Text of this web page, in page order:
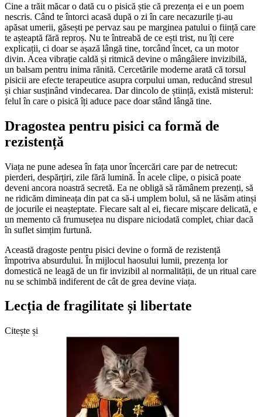
Cine a trăit măcar o dată cu o pisică știe că prezența ei e un poem
nescris. Când te întorci acasă după o zi în care necazurile ți-au
apăsat umerii, găsești pe pervaz sau pe marginea patului o ființă care
te așteaptă fără reproș. Nu te întreabă de ce ești trist, nu îți cere
explicații, ci doar se așază lângă tine, torcând încet, ca un motor
divin. Acea vibrație caldă și ritmică devine o mângâiere invizibilă,
un balsam pentru inima rănită. Cercetările moderne arată că torsul
pisicii are efecte terapeutice asupra corpului uman, reducând stresul
și chiar susținând vindecarea. Dar dincolo de știință, există misterul:
felul în care o pisică îți aduce pace doar stând lângă tine.
Dragostea pentru pisici ca formă de
rezistență
Viața ne pune adesea în fața unor încercări care par de netrecut:
pierderi, despărțiri, zile fără lumină. În acele clipe, o pisică poate
deveni ancora noastră secretă. Ea ne obligă să rămânem prezenți, să
ne ridicăm dimineața din pat ca să-i umplem bolul, să ne lăsăm atinși
de jocurile ei neașteptate. Fiecare salt al ei, fiecare mișcare delicată, e
un memento că frumusețea nu dispare niciodată complet, chiar dacă
în suflet simțim furtună.
Această dragoste pentru pisici devine o formă de rezistență
împotriva absurdului. În mijlocul haosului lumii, prezența lor
domestică ne leagă de un fir invizibil al normalității, de un ritual care
nu se schimbă indiferent de cât de grea devine viața.
Lecția de fragilitate și libertate
Citește și